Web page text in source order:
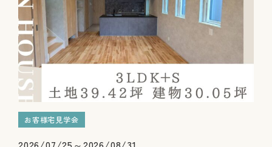
お客様宅見学会